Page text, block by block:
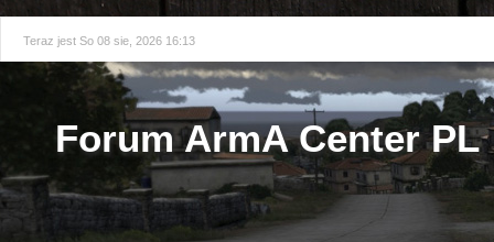
Teraz jest So 08 sie, 2026 16:13
Forum ArmA Center PL